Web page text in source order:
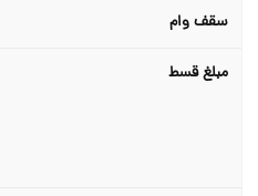
سقف وام
مبلغ قسط